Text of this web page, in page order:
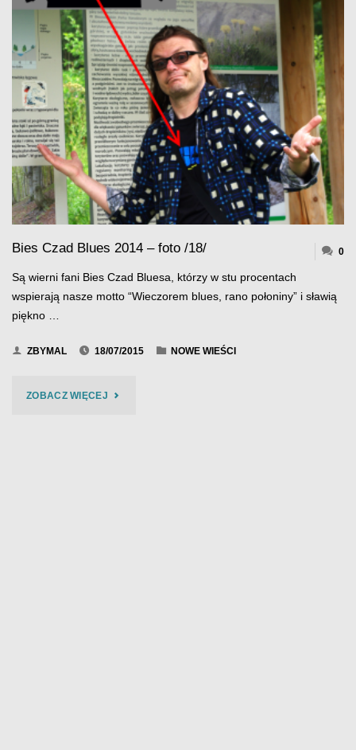
2015
/FOTO
7/
–
AREK"
Bies Czad Blues 2014 – foto /18/ 0
Są wierni fani Bies Czad Bluesa, którzy w stu procentach
wspierają nasze motto “Wieczorem blues, rano połoniny” i sławią
piękno …
ZBYMAL 18/07/2015 NOWE WIEŚCI
ZOBACZ WIĘCEJ"BIES